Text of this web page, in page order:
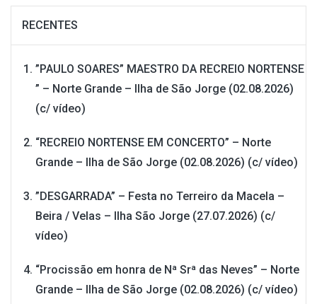
RECENTES
”PAULO SOARES” MAESTRO DA RECREIO NORTENSE
” – Norte Grande – Ilha de São Jorge (02.08.2026)
(c/ vídeo)
“RECREIO NORTENSE EM CONCERTO” – Norte
Grande – Ilha de São Jorge (02.08.2026) (c/ vídeo)
”DESGARRADA” – Festa no Terreiro da Macela –
Beira / Velas – Ilha São Jorge (27.07.2026) (c/
vídeo)
“Procissão em honra de Nª Srª das Neves” – Norte
Grande – Ilha de São Jorge (02.08.2026) (c/ vídeo)